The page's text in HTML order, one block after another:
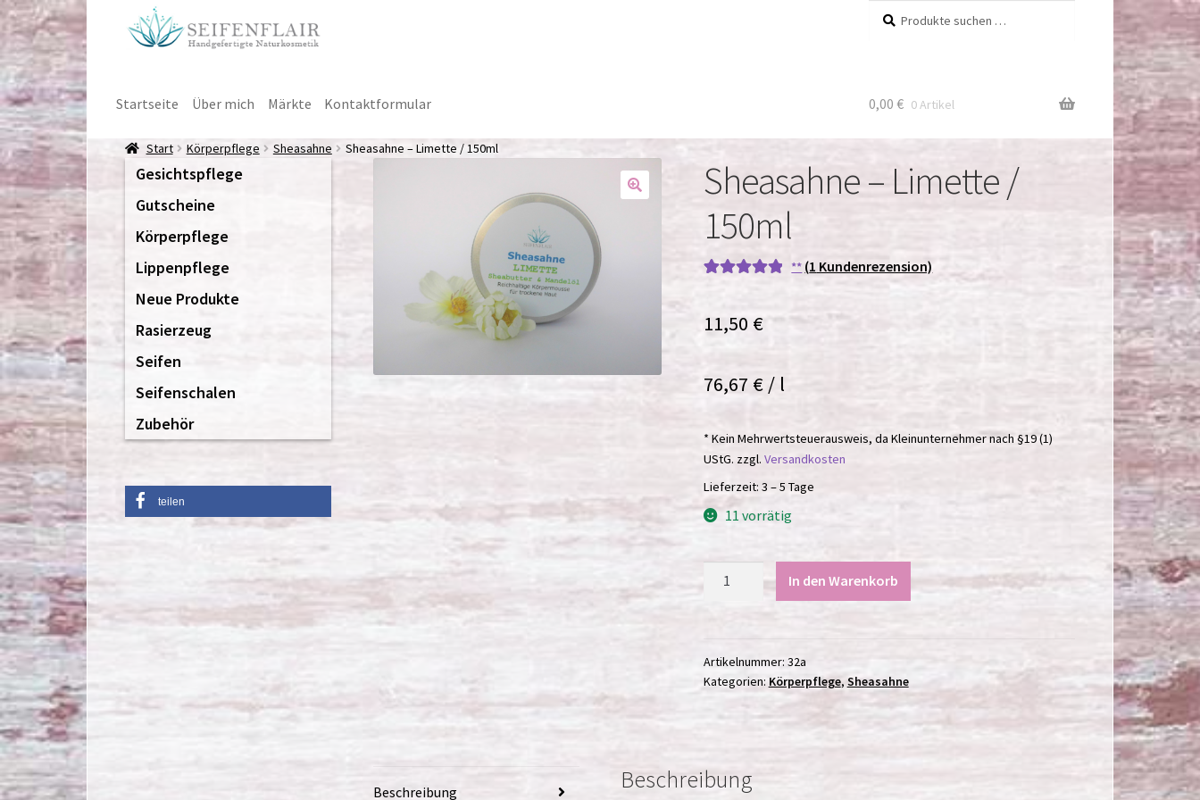
Navigation
Inhalt
nach:
Startseite Über mich Märkte Kontaktformular 0,00 € 0 Artikel
Start Körperpflege Sheasahne Sheasahne – Limette / 150ml
Sheasahne – Limette /
150ml
basierend auf
rtung
** (1 Kundenrezension)
11,50 €
76,67 €/ l
* Kein Mehrwertsteuerausweis, da Kleinunternehmer nach §19 (1)
UStG. zzgl. Versandkosten
Lieferzeit: 3 – 5 Tage
11 vorrätig
-
150ml
Menge
In den Warenkorb
Artikelnummer: 32a
Kategorien: Körperpflege, Sheasahne
Beschreibung Beschreibung
Gesichtspflege
Gutscheine
Körperpflege
Lippenpflege
Neue Produkte
Rasierzeug
Seifen
Seifenschalen
Zubehör
teilen